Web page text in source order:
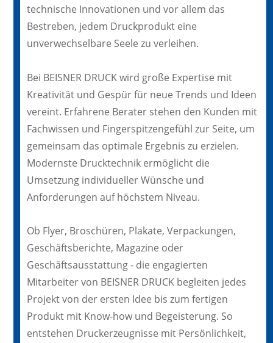
technische Innovationen und vor allem das
Bestreben, jedem Druckprodukt eine
unverwechselbare Seele zu verleihen.
Bei BEISNER DRUCK wird große Expertise mit
Kreativität und Gespür für neue Trends und Ideen
vereint. Erfahrene Berater stehen den Kunden mit
Fachwissen und Fingerspitzengefühl zur Seite, um
gemeinsam das optimale Ergebnis zu erzielen.
Modernste Drucktechnik ermöglicht die
Umsetzung individueller Wünsche und
Anforderungen auf höchstem Niveau.
Ob Flyer, Broschüren, Plakate, Verpackungen,
Geschäftsberichte, Magazine oder
Geschäftsausstattung - die engagierten
Mitarbeiter von BEISNER DRUCK begleiten jedes
Projekt von der ersten Idee bis zum fertigen
Produkt mit Know-how und Begeisterung. So
entstehen Druckerzeugnisse mit Persönlichkeit,